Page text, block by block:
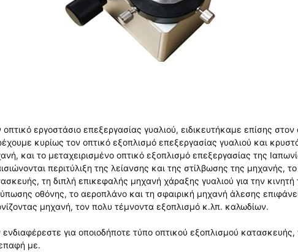
οπτικό εργοστάσιο επεξεργασίας γυαλιού, ειδικευτήκαμε επίσης
κυρίως τον οπτικό εξοπλισμό επεξεργασίας γυαλιού και
και το μεταχειρισμένο οπτικό εξοπλισμό επεξεργασίας της
περιτύλιξη της λείανσης και της στίλβωσης της μηχανής,
τη διπλή επικεφαλής μηχανή χάραξης γυαλιού για την
οθόνης, το αεροπλάνο και τη σφαιρική μηχανή άλεσης
μηχανή, τον πολυ τέμνοντα εξοπλισμό κ.λπ. καλωδίων.
ενδιαφέρεστε για οποιοδήποτε τύπο οπτικού εξοπλισμού
με.